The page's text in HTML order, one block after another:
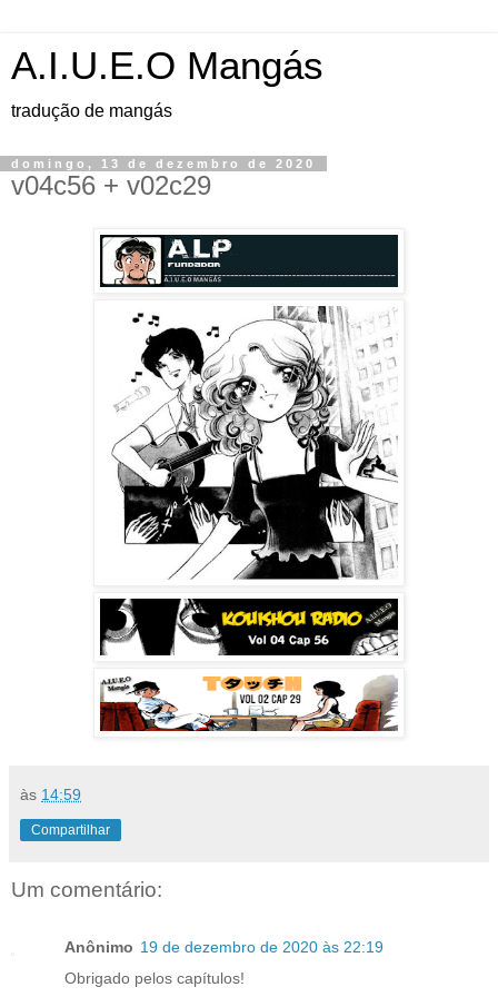
A.I.U.E.O Mangás
tradução de mangás
domingo, 13 de dezembro de 2020
v04c56 + v02c29
às 14:59
Compartilhar
Um comentário:
Anônimo 19 de dezembro de 2020 às 22:19
Obrigado pelos capítulos!